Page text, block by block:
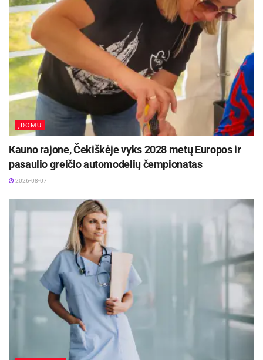
ĮDOMU
Kauno rajone, Čekiškėje vyks 2028 metų Europos ir
pasaulio greičio automodelių čempionatas
2026-08-07